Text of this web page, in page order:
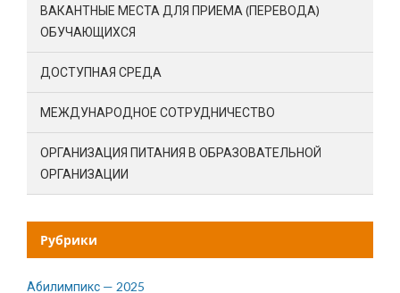
ВАКАНТНЫЕ МЕСТА ДЛЯ ПРИЕМА (ПЕРЕВОДА)
ОБУЧАЮЩИХСЯ
ДОСТУПНАЯ СРЕДА
МЕЖДУНАРОДНОЕ СОТРУДНИЧЕСТВО
ОРГАНИЗАЦИЯ ПИТАНИЯ В ОБРАЗОВАТЕЛЬНОЙ
ОРГАНИЗАЦИИ
Рубрики
Абилимпикс — 2025